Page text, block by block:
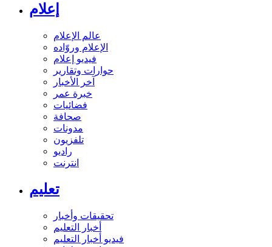
إعلام
عالم الإعلام
الإعلام وروّاده
فيديو إعلام
حوارات وتقارير
آخر الأخبار
خبرة عمر
فضائيات
صحافة
مدونات
تلفزيون
راديو
انترنت
تعليم
تحقيقات وأخبار
أخبار التعليم
فيديو أخبار التعليم